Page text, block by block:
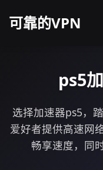
可靠的VPN
ps5
选择加速器ps5，
爱好者提供高速网
畅享速度，同